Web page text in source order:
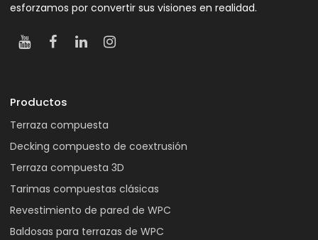
esforzamos por convertir sus visiones en realidad.
Productos
Terraza compuesta
Decking compuesto de coextrusión
Terraza compuesta 3D
Tarimas compuestas clásicas
Revestimiento de pared de WPC
Baldosas para terrazas de WPC